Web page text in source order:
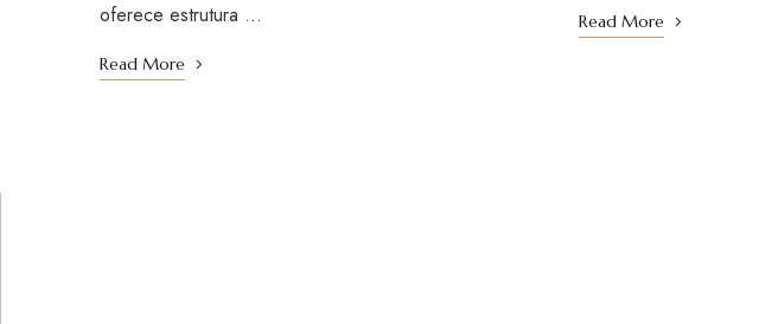
oferece estrutura …
Read More
Read More